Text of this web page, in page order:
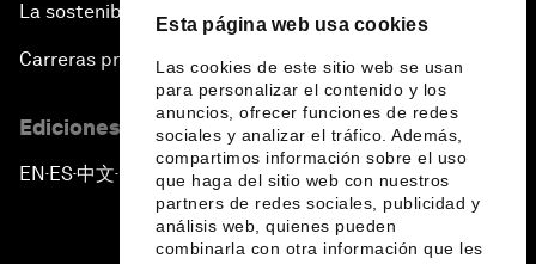
Esta página web usa cookies
Las cookies de este sitio web se usan
para personalizar el contenido y los
anuncios, ofrecer funciones de redes
sociales y analizar el tráfico. Además,
compartimos información sobre el uso
que haga del sitio web con nuestros
partners de redes sociales, publicidad y
análisis web, quienes pueden
combinarla con otra información que les
La sostenibilidad en el Foro
Carreras profesionales
Ediciones en otros idiomas
EN ▪ ES▪中文▪ 日本語